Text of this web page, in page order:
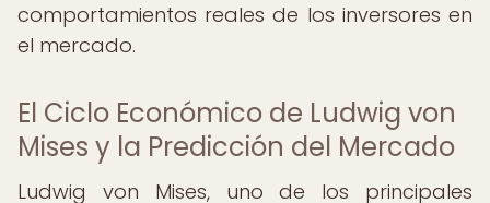
comportamientos reales de los inversores en
el mercado.
El Ciclo Económico de Ludwig von
Mises y la Predicción del Mercado
Ludwig von Mises, uno de los principales